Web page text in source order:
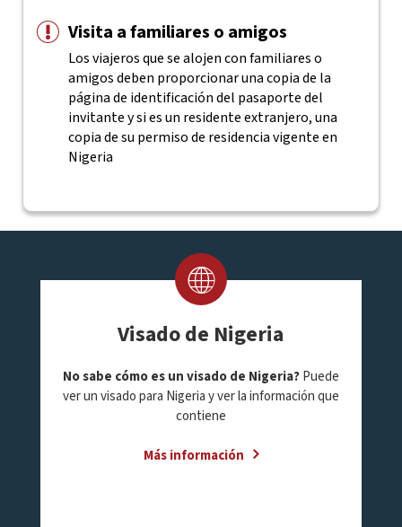
Visita a familiares o amigos
Los viajeros que se alojen con familiares o
amigos deben proporcionar una copia de la
página de identificación del pasaporte del
invitante y si es un residente extranjero, una
copia de su permiso de residencia vigente en
Nigeria
Visado de Nigeria
No sabe cómo es un visado de Nigeria?Puede
ver un visado para Nigeria y ver la información que
contiene
Más información